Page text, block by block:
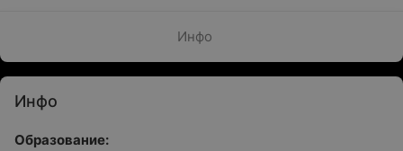
Инфо
Инфо
Образование: